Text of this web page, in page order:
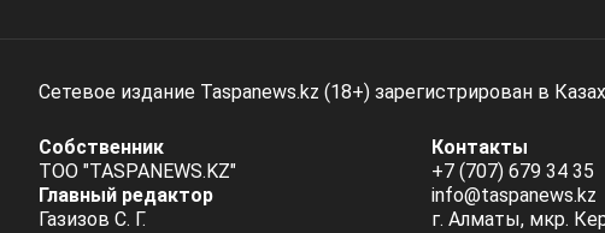
Сетевое издание Taspanews.kz (18+) зарегистрирован в
Собственник
ТОО "TASPANEWS.KZ"
Главный редактор
Газизов С. Г.
Контакты
+7 (707) 679 34 35
info@taspanews.kz
г. Алматы, мкр.